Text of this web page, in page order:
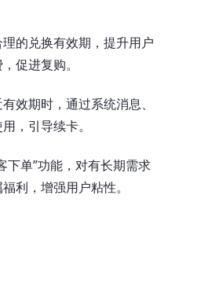
理的兑换有效期，提升用户
促进复购。
有效期时，通过系统消息、
，引导续卡。
下单”功能，对有长期需求
利，增强用户粘性。